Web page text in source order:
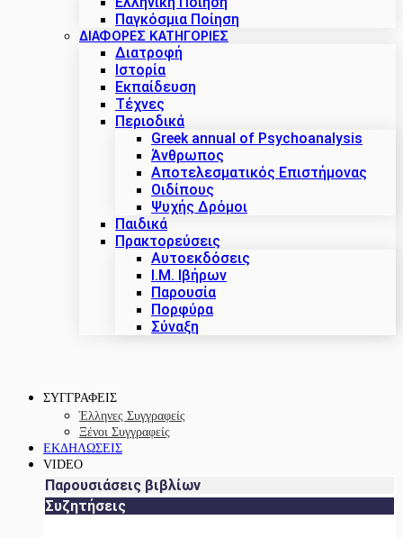
Παγκόσμια Ποίηση
ΔΙΑΦΟΡΕΣ ΚΑΤΗΓΟΡΙΕΣ
Διατροφή
Ιστορία
Εκπαίδευση
Τέχνες
Περιοδικά
Greek annual of Psychoanalysis
Άνθρωπος
Αποτελεσματικός Επιστήμονας
Οιδίπους
Ψυχής Δρόμοι
Παιδικά
Πρακτoρεύσεις
Αυτοεκδόσεις
Ι.Μ. Ιβήρων
Παρουσία
Πορφύρα
Σύναξη
ΣΥΓΓΡΑΦΕΙΣ
Έλληνες Συγγραφείς
Ξένοι Συγγραφείς
ΕΚΔΗΛΩΣΕΙΣ
VIDEO
Παρουσιάσεις βιβλίων
Συζητήσεις